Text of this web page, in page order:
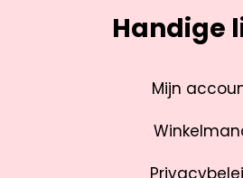
Handige
Mijn